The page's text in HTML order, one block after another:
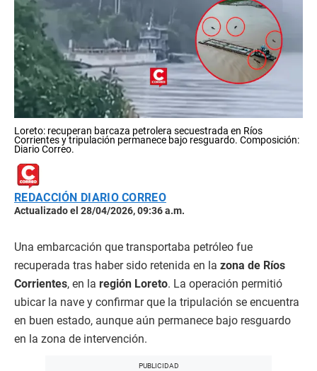
Loreto: recuperan barcaza petrolera secuestrada en Ríos
Corrientes y tripulación permanece bajo resguardo. Composición:
Diario Correo.
REDACCIÓN DIARIO CORREO
Actualizado el 28/04/2026, 09:36 a.m.
Una embarcación que transportaba petróleo fue
recuperada tras haber sido retenida en la zona de Ríos
Corrientes, en la región Loreto. La operación permitió
ubicar la nave y confirmar que la tripulación se encuentra
en buen estado, aunque aún permanece bajo resguardo
en la zona de intervención.